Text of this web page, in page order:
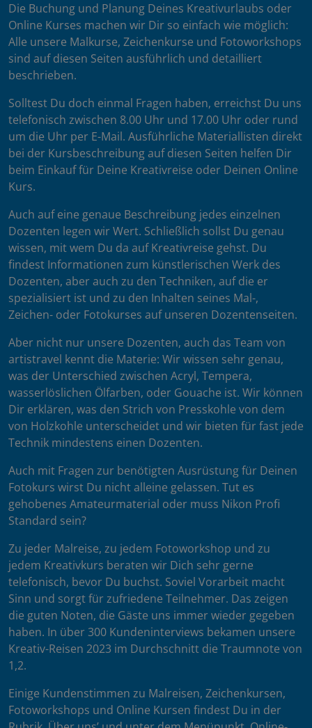
Die Buchung und Planung Deines Kreativurlaubs oder
Online Kurses machen wir Dir so einfach wie möglich:
Alle unsere Malkurse, Zeichenkurse und Fotoworkshops
sind auf diesen Seiten ausführlich und detailliert
beschrieben.
Solltest Du doch einmal Fragen haben, erreichst Du uns
telefonisch zwischen 8.00 Uhr und 17.00 Uhr oder rund
um die Uhr per E-Mail. Ausführliche Materiallisten direkt
bei der Kursbeschreibung auf diesen Seiten helfen Dir
beim Einkauf für Deine Kreativreise oder Deinen Online
Kurs.
Auch auf eine genaue Beschreibung jedes einzelnen
Dozenten legen wir Wert. Schließlich sollst Du genau
wissen, mit wem Du da auf Kreativreise gehst. Du
findest Informationen zum künstlerischen Werk des
Dozenten, aber auch zu den Techniken, auf die er
spezialisiert ist und zu den Inhalten seines Mal-,
Zeichen- oder Fotokurses auf unseren Dozentenseiten.
Aber nicht nur unsere Dozenten, auch das Team von
artistravel kennt die Materie: Wir wissen sehr genau,
was der Unterschied zwischen Acryl, Tempera,
wasserlöslichen Ölfarben, oder Gouache ist. Wir können
Dir erklären, was den Strich von Presskohle von dem
von Holzkohle unterscheidet und wir bieten für fast jede
Technik mindestens einen Dozenten.
Auch mit Fragen zur benötigten Ausrüstung für Deinen
Fotokurs wirst Du nicht alleine gelassen. Tut es
gehobenes Amateurmaterial oder muss Nikon Profi
Standard sein?
Zu jeder Malreise, zu jedem Fotoworkshop und zu
jedem Kreativkurs beraten wir Dich sehr gerne
telefonisch, bevor Du buchst. Soviel Vorarbeit macht
Sinn und sorgt für zufriedene Teilnehmer. Das zeigen
die guten Noten, die Gäste uns immer wieder gegeben
haben. In über 300 Kundeninterviews bekamen unsere
Kreativ-Reisen 2023 im Durchschnitt die Traumnote von
1,2.
Einige Kundenstimmen zu Malreisen, Zeichenkursen,
Fotoworkshops und Online Kursen findest Du in der